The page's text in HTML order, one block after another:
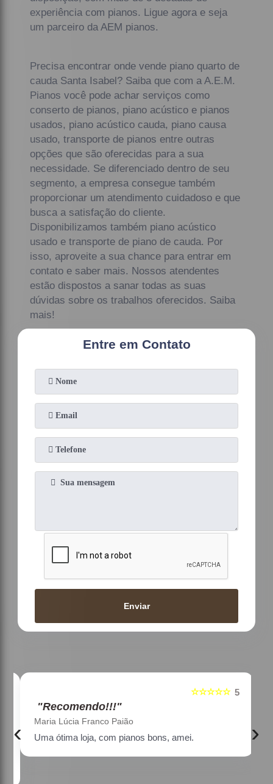
experiência com pianos. Ligue agora e seja
um parceiro da AEM pianos.
Precisa encontrar onde vende piano quarto de
cauda Santa Isabel? Saiba que com a A.E.M.
Pianos você pode achar serviços como
conserto de pianos, piano acústico e pianos
usados, piano acústico cauda, piano causa
usado, transporte de pianos entre outras
opções que são oferecidas para a sua
necessidade. Se diferenciado dentro de seu
segmento, a empresa consegue também
proporcionar um atendimento cuidadoso e que
busca a satisfação do cliente.
Disponibilizamos também piano acústico
usado e transporte de piano de cauda. Por
isso, aproveite a sua chance para entrar em
contato e saber mais. Nossos atendentes
estão dispostos a sanar todas as suas
dúvidas sobre os trabalhos oferecidos. Saiba
mais!
Entre em Contato
Enviar
5
☆☆☆☆☆
"Recomendo!!!"
Maria Lúcia Franco Paião
Uma ótima loja, com pianos bons, amei.
‹ ›